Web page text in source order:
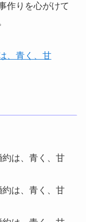
作りを心がけて
、青く、甘
約は、青く、甘
約は、青く、甘